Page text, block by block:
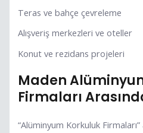
Teras ve bahçe çevreleme
Alışveriş merkezleri ve oteller
Konut ve rezidans projeleri
Maden
Firmaları
“Alüminyum Korkuluk Firmaları”